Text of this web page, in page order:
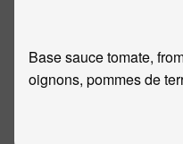
Base sauce tomate,
oignons, pommes de